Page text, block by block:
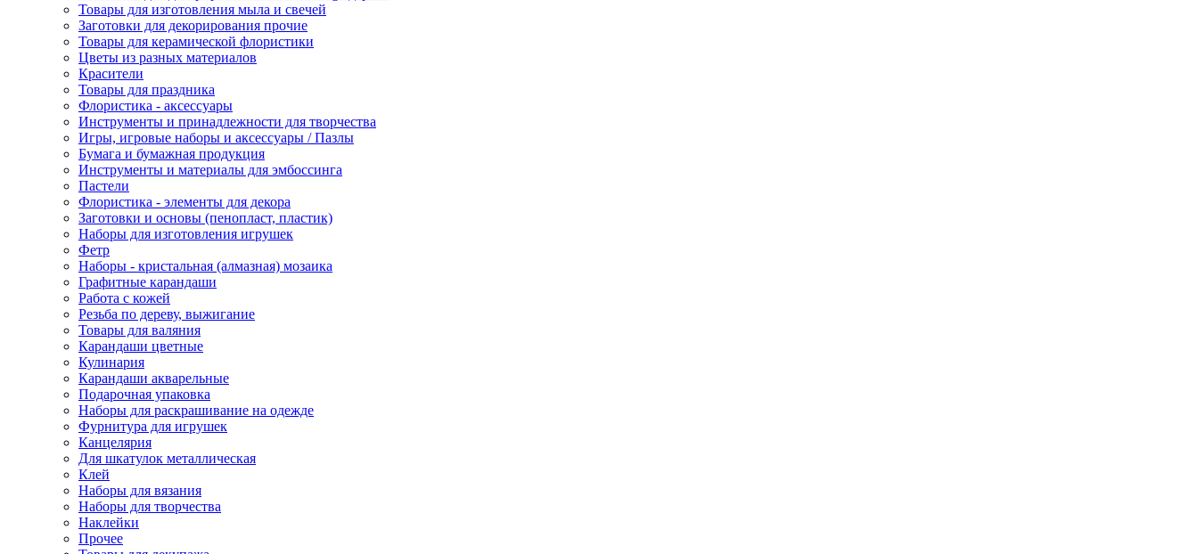
Товары для изготовления мыла и свечей
Заготовки для декорирования прочие
Товары для керамической флористики
Цветы из разных материалов
Красители
Товары для праздника
Флористика - аксессуары
Инструменты и принадлежности для творчества
Игры, игровые наборы и аксессуары / Пазлы
Бумага и бумажная продукция
Инструменты и материалы для эмбоссинга
Пастели
Флористика - элементы для декора
Заготовки и основы (пенопласт, пластик)
Наборы для изготовления игрушек
Фетр
Наборы - кристальная (алмазная) мозаика
Графитные карандаши
Работа с кожей
Резьба по дереву, выжигание
Товары для валяния
Карандаши цветные
Кулинария
Карандаши акварельные
Подарочная упаковка
Наборы для раскрашивание на одежде
Фурнитура для игрушек
Канцелярия
Для шкатулок металлическая
Клей
Наборы для вязания
Наборы для творчества
Наклейки
Прочее